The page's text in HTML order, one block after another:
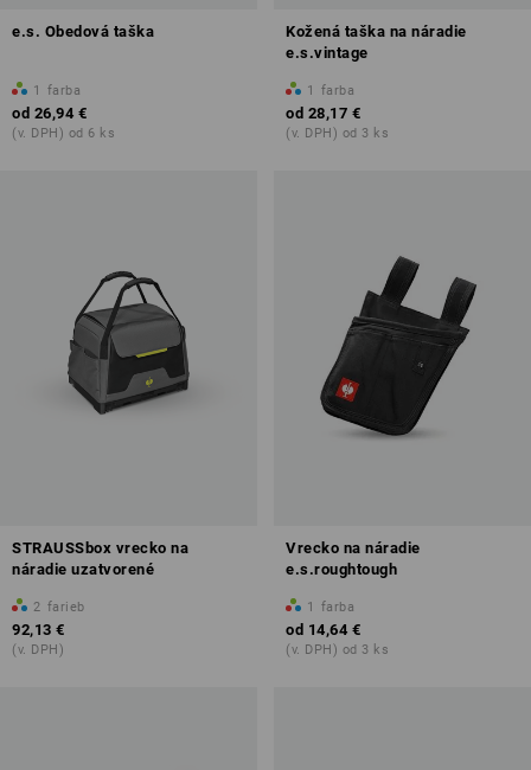
e.s. Obedová taška
1 farba
od 26,94 €
(v. DPH) od 6 ks
Kožená taška na náradie
e.s.vintage
1 farba
od 28,17 €
(v. DPH) od 3 ks
STRAUSSbox vrecko na
náradie uzatvorené
2 farieb
92,13 €
(v. DPH)
Vrecko na náradie
e.s.roughtough
1 farba
od 14,64 €
(v. DPH) od 3 ks